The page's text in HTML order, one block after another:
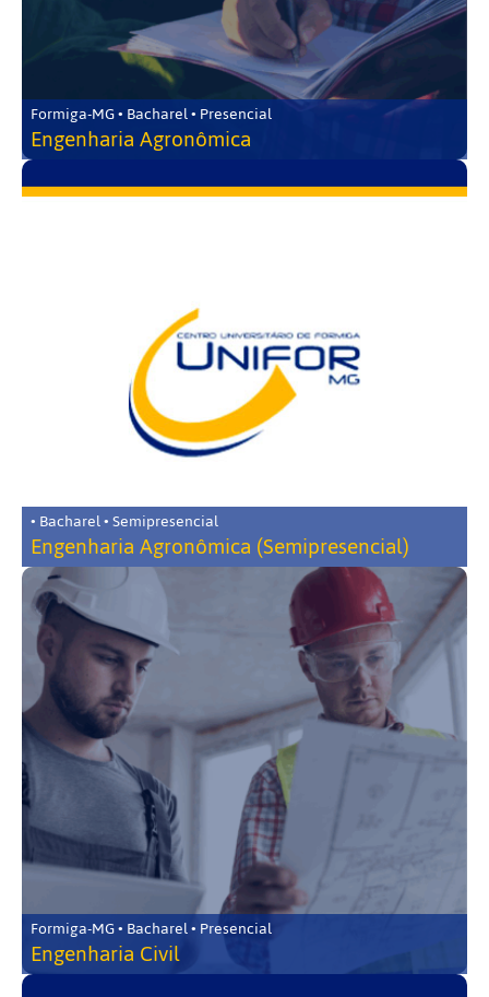
Formiga-MG • Bacharel • Presencial
Engenharia Agronômica
• Bacharel • Semipresencial
Engenharia Agronômica (Semipresencial)
Formiga-MG • Bacharel • Presencial
Engenharia Civil